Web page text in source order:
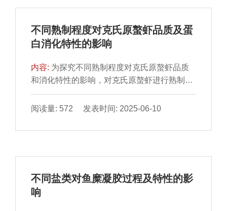
菌活菌数的最重要因素。与响应面优化模型相
方对肉葡萄球菌活菌数的影响，误差小且优化
效果更好，最佳培养基配方为葡萄糖3.21
g/L、磷酸氢二钾5.63 g/L、氯化钠5.0 g/L、七
水硫酸镁0.2 g/L。在5 L发酵罐水平小试最大
活菌数可达1.67×1010 CFU/mL。
不同熟制程度对克氏原螯虾品质及蛋
白消化特性的影响
内容: 为探究不同熟制程度对克氏原螯虾品质
和消化特性的影响，对克氏原螯虾进行熟制处
理，使虾肉中心温度分别达到70、80、90、
100 ℃，通过测定虾肉水分含量、微观结构和
含量、表面疏水性、二级结构及蛋白消化率
着虾肉中心温度的升高，虾肉肌纤维束间隙增
大并失去弹性，品质下降。虾肉中心温度上升
导致虾肉蛋白氧化程度升高，羰基含量显著升
阅读量: 572 发表时间: 2025-06-10
不同盐类对鱼糜凝胶过程及特性的影
响